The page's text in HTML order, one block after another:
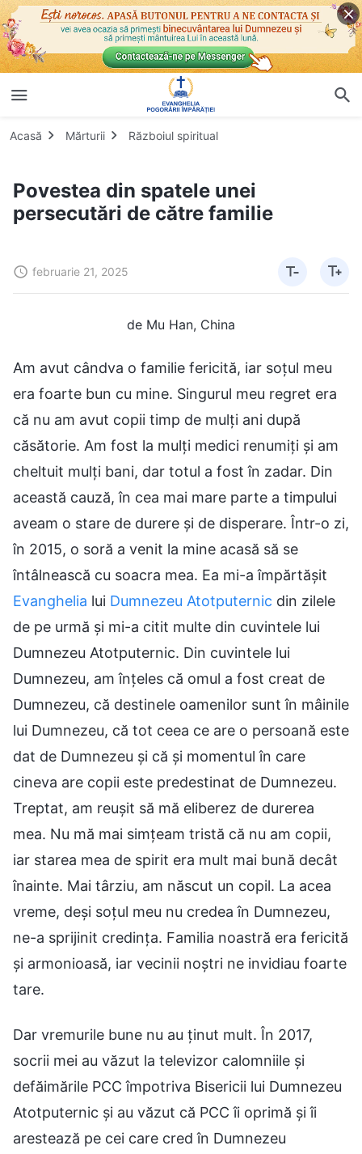
Acasă Mărturii Războiul spiritual
Povestea din spatele unei
persecutări de către familie
februarie 21, 2025
de Mu Han, China
Am avut cândva o familie fericită, iar soțul meu
era foarte bun cu mine. Singurul meu regret era
că nu am avut copii timp de mulți ani după
căsătorie. Am fost la mulți medici renumiți și am
cheltuit mulți bani, dar totul a fost în zadar. Din
această cauză, în cea mai mare parte a timpului
aveam o stare de durere și de disperare. Într-o zi,
în 2015, o soră a venit la mine acasă să se
întâlnească cu soacra mea. Ea mi-a împărtășit
Evanghelia lui Dumnezeu Atotputernic din zilele
de pe urmă și mi-a citit multe din cuvintele lui
Dumnezeu Atotputernic. Din cuvintele lui
Dumnezeu, am înțeles că omul a fost creat de
Dumnezeu, că destinele oamenilor sunt în mâinile
lui Dumnezeu, că tot ceea ce are o persoană este
dat de Dumnezeu și că și momentul în care
cineva are copii este predestinat de Dumnezeu.
Treptat, am reușit să mă eliberez de durerea
mea. Nu mă mai simțeam tristă că nu am copii,
iar starea mea de spirit era mult mai bună decât
înainte. Mai târziu, am născut un copil. La acea
vreme, deși soțul meu nu credea în Dumnezeu,
ne-a sprijinit credința. Familia noastră era fericită
și armonioasă, iar vecinii noștri ne invidiau foarte
tare.
Dar vremurile bune nu au ținut mult. În 2017,
socrii mei au văzut la televizor calomniile și
defăimările PCC împotriva Bisericii lui Dumnezeu
Atotputernic și au văzut că PCC îi oprimă și îi
arestează pe cei care cred în Dumnezeu